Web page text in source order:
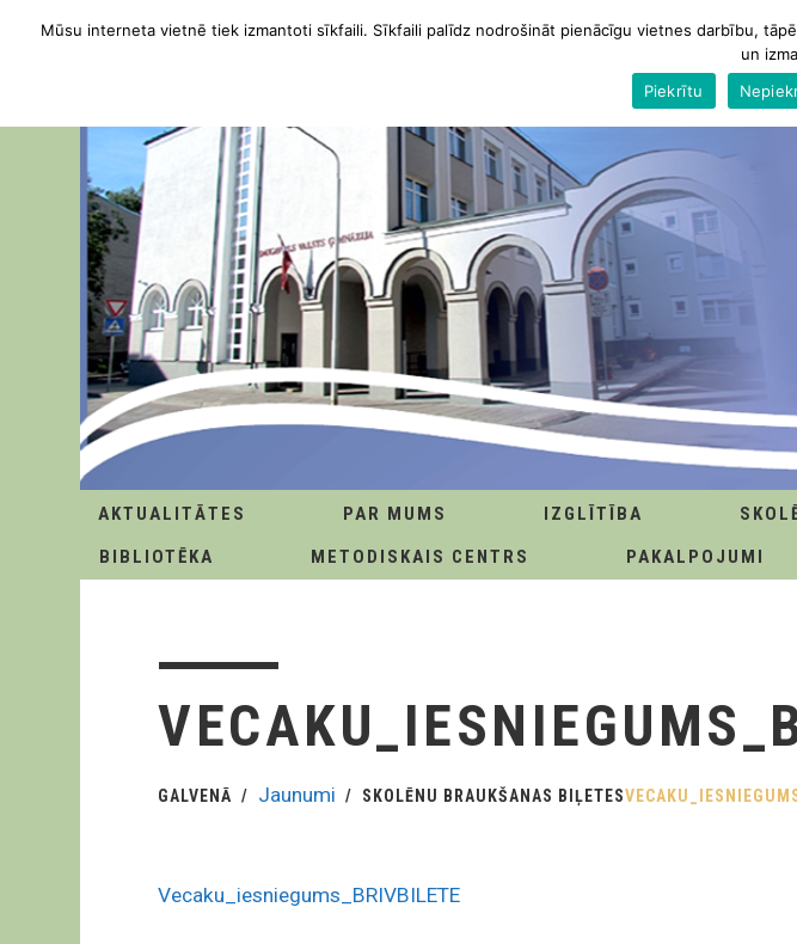
AKTUALITĀTES PAR MUMS IZGLĪTĪBA
BIBLIOTĒKA
METODISKAIS CENTRS PAKALPOJUMI
GALVENĀ Jaunumi SKOLĒNU BRAUKŠANAS BIĻETES
Vecaku_iesniegums_BRIVBILETE
Mūsu interneta vietnē tiek izmantoti sīkfaili. Sīkfaili palīdz nodrošināt pienācīgu vietnes darbību,
un
Piekrītu